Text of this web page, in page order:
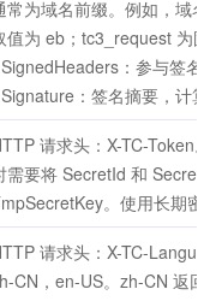
常为域名前缀。例如，域
值为 eb；tc3_request 为固
：参与签名
：签名摘要，计
请求头：X-TC-Token
需要将 SecretId 和
。使用长期密
请求头：X-TC-
CN，en-US。zh-CN 返回